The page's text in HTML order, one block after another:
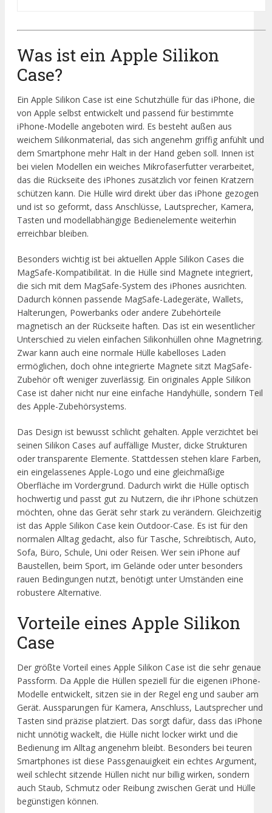
Was ist ein Apple Silikon
Case?
Ein Apple Silikon Case ist eine Schutzhülle für das iPhone, die
von Apple selbst entwickelt und passend für bestimmte
iPhone-Modelle angeboten wird. Es besteht außen aus
weichem Silikonmaterial, das sich angenehm griffig anfühlt und
dem Smartphone mehr Halt in der Hand geben soll. Innen ist
bei vielen Modellen ein weiches Mikrofaserfutter verarbeitet,
das die Rückseite des iPhones zusätzlich vor feinen Kratzern
schützen kann. Die Hülle wird direkt über das iPhone gezogen
und ist so geformt, dass Anschlüsse, Lautsprecher, Kamera,
Tasten und modellabhängige Bedienelemente weiterhin
erreichbar bleiben.
Besonders wichtig ist bei aktuellen Apple Silikon Cases die
MagSafe-Kompatibilität. In die Hülle sind Magnete integriert,
die sich mit dem MagSafe-System des iPhones ausrichten.
Dadurch können passende MagSafe-Ladegeräte, Wallets,
Halterungen, Powerbanks oder andere Zubehörteile
magnetisch an der Rückseite haften. Das ist ein wesentlicher
Unterschied zu vielen einfachen Silikonhüllen ohne Magnetring.
Zwar kann auch eine normale Hülle kabelloses Laden
ermöglichen, doch ohne integrierte Magnete sitzt MagSafe-
Zubehör oft weniger zuverlässig. Ein originales Apple Silikon
Case ist daher nicht nur eine einfache Handyhülle, sondern Teil
des Apple-Zubehörsystems.
Das Design ist bewusst schlicht gehalten. Apple verzichtet bei
seinen Silikon Cases auf auffällige Muster, dicke Strukturen
oder transparente Elemente. Stattdessen stehen klare Farben,
ein eingelassenes Apple-Logo und eine gleichmäßige
Oberfläche im Vordergrund. Dadurch wirkt die Hülle optisch
hochwertig und passt gut zu Nutzern, die ihr iPhone schützen
möchten, ohne das Gerät sehr stark zu verändern. Gleichzeitig
ist das Apple Silikon Case kein Outdoor-Case. Es ist für den
normalen Alltag gedacht, also für Tasche, Schreibtisch, Auto,
Sofa, Büro, Schule, Uni oder Reisen. Wer sein iPhone auf
Baustellen, beim Sport, im Gelände oder unter besonders
rauen Bedingungen nutzt, benötigt unter Umständen eine
robustere Alternative.
Vorteile eines Apple Silikon
Case
Der größte Vorteil eines Apple Silikon Case ist die sehr genaue
Passform. Da Apple die Hüllen speziell für die eigenen iPhone-
Modelle entwickelt, sitzen sie in der Regel eng und sauber am
Gerät. Aussparungen für Kamera, Anschluss, Lautsprecher und
Tasten sind präzise platziert. Das sorgt dafür, dass das iPhone
nicht unnötig wackelt, die Hülle nicht locker wirkt und die
Bedienung im Alltag angenehm bleibt. Besonders bei teuren
Smartphones ist diese Passgenauigkeit ein echtes Argument,
weil schlecht sitzende Hüllen nicht nur billig wirken, sondern
auch Staub, Schmutz oder Reibung zwischen Gerät und Hülle
begünstigen können.